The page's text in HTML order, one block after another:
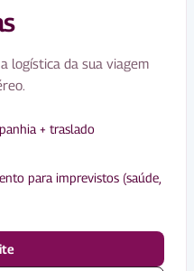
logística da sua viagem
+ traslado
para imprevistos (saúde,